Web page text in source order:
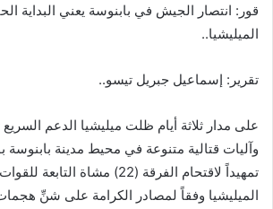
قور: انتصار الجيش في بابنوسة يعني البداية
الميليشيا..
تقرير: إسماعيل جبريل تيسو..
على مدار ثلاثة أيام ظلت ميليشيا الدعم
وآليات قتالية متنوعة في محيط مدينة بابنوسة
تمهيداً لاقتحام الفرقة (22) مشاة
الميليشيا وفقاً لمصادر الكرامة على شنِّ